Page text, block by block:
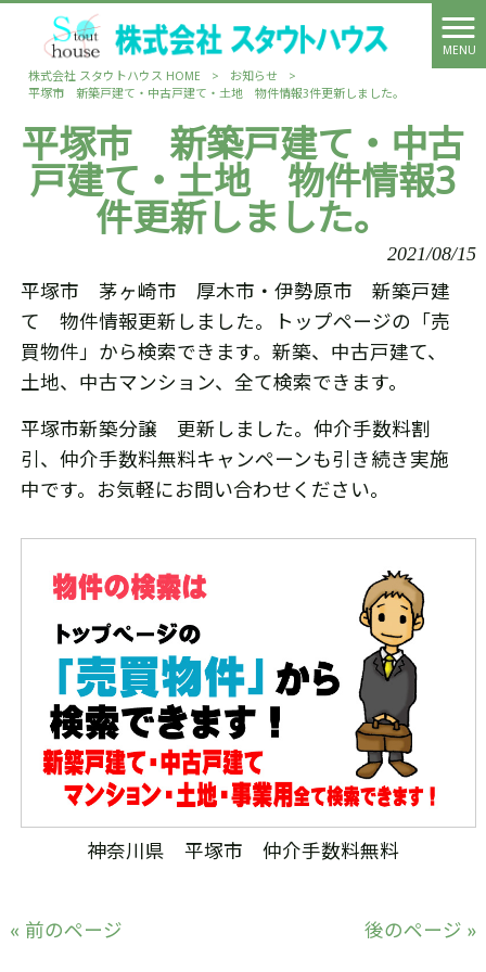
MENU
株式会社 スタウトハウス HOME
> お知らせ
>
平塚市 新築戸建て・中古戸建て・土地 物件情報3件更新しました。
平塚市 新築戸建て・中古
戸建て・土地 物件情報3
件更新しました。
2021/08/15
平塚市 茅ヶ崎市 厚木市・伊勢原市 新築戸建
て 物件情報更新しました。トップページの「売
買物件」から検索できます。新築、中古戸建て、
土地、中古マンション、全て検索できます。
平塚市新築分譲 更新しました。仲介手数料割
引、仲介手数料無料キャンペーンも引き続き実施
中です。お気軽にお問い合わせください。
神奈川県 平塚市 仲介手数料無料
« 前のページ 後のページ »